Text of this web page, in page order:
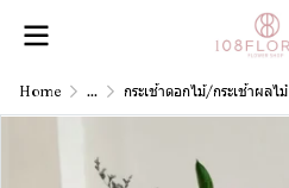
Home ... กระเช้าดอกไม้/กระเช้าผลไม้